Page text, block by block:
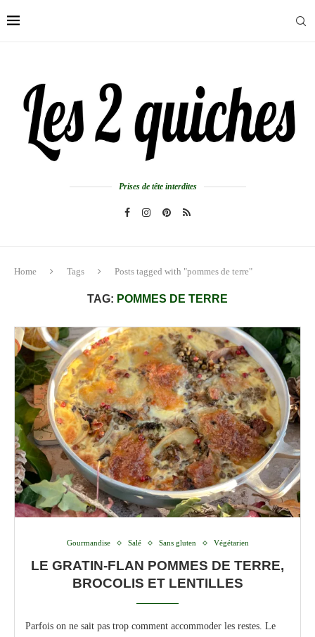
Prises de tête interdites
Home Tags Posts tagged with "pommes de terre"
TAG: POMMES DE TERRE
Gourmandise Salé Sans gluten Végétarien
LE GRATIN-FLAN POMMES DE TERRE,
BROCOLIS ET LENTILLES
Parfois on ne sait pas trop comment accommoder les restes. Le